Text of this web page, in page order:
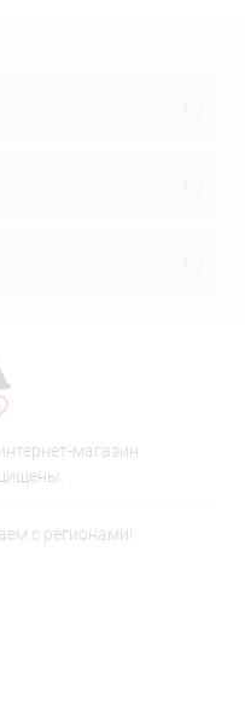
магазин
с регионами!